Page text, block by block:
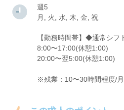
週5
月, 火, 水, 木, 金, 祝
【勤務時間帯】◆通常シフ
8:00〜17:00(休憩1:00)
20:00〜翌5:00(休憩1:00)
※残業：10〜30時間程度/月